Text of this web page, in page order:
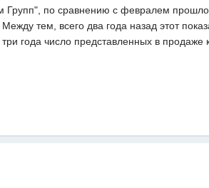
по сравнению с февралем
тем, всего два года назад этот
года число представленных в продаже